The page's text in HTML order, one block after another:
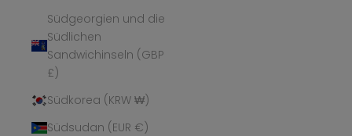
Südgeorgien und die
Südlichen
Sandwichinseln (GBP
£)
Südkorea (KRW ₩)
Südsudan (EUR €)